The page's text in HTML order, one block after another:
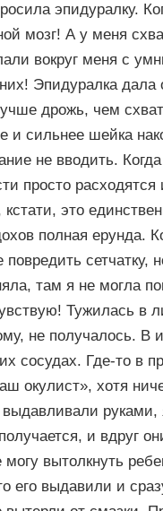
эпидуралку.
мозг! А у меня
вокруг меня с
Эпидуралка
дрожь, чем
и сильнее шейка
не вводить.
просто
это
полная ерунда.
повредить
там я не могла
Тужилась в
не получалось. В
сосудах. Где-то в
окулист», хотя
выдавливали
и вдруг
могу вытолкнуть
его выдавили и